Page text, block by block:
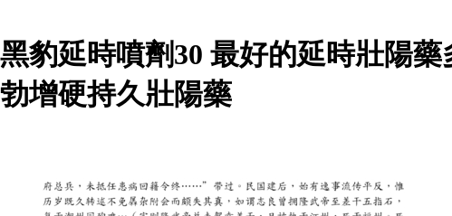
黑豹延時噴劑30 最好的延時壯陽
勃增硬持久壯陽藥